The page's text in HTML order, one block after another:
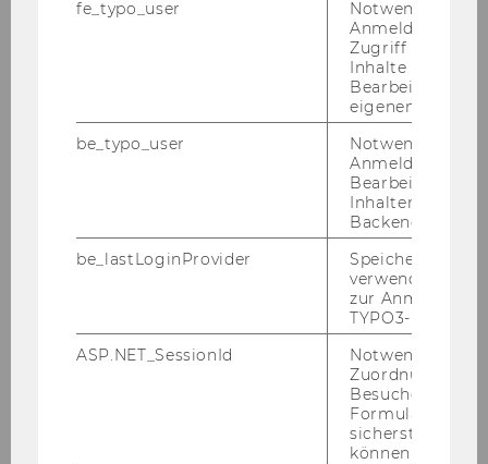
Neh­men Sie den Durch­gang zwi­schen den
bei­den schwarz-​weißen Ge­bäu­den.
fe_typo_user
Notwendig für
Anmeldung und
Zugriff auf
Inhalte oder zur
Bearbeitung des
eigenen Profils.
be_typo_user
Notwendig für
Anmeldung und
Bearbeitung von
Inhalten im
Backend.
be_lastLoginProvider
Speichert die
verwendete
zur Anmeldung
TYPO3-Backend.
ASP.NET_SessionId
Notwendig, um
Zuordnung von
Besucher zu
sicherstellen zu
können.